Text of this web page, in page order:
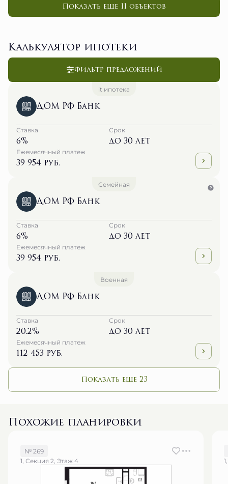
Показать еще 11 объектов
Калькулятор ипотеки
Фильтр предложений
it ипотека
ДОМ РФ Банк
Ставка
6%
Срок
до 30 лет
Ежемесячный платеж
39 954 руб.
Семейная
ДОМ РФ Банк
Ставка
6%
Срок
до 30 лет
Ежемесячный платеж
39 954 руб.
Военная
ДОМ РФ Банк
Ставка
20.2%
Срок
до 30 лет
Ежемесячный платеж
112 453 руб.
Показать еще 23
Похожие планировки
№ 269
1, Секция 2, Этаж 4